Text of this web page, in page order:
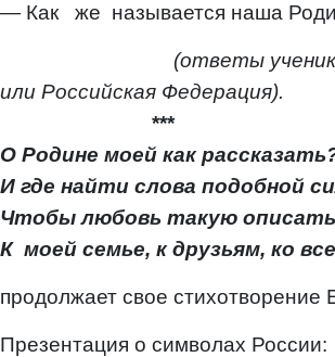
— Как же называется наша
(ответы
или Российская Федерация).
***
О Родине моей как
И где найти слова подобной
Чтобы любовь такую
К моей семье, к друзьям, ко
продолжает свое стихотворение
Презентация о символах